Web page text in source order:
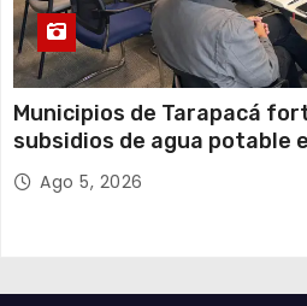
Municipios de Tarapacá
subsidios de agua potable
organizada por Aguas del
Ago 5, 2026